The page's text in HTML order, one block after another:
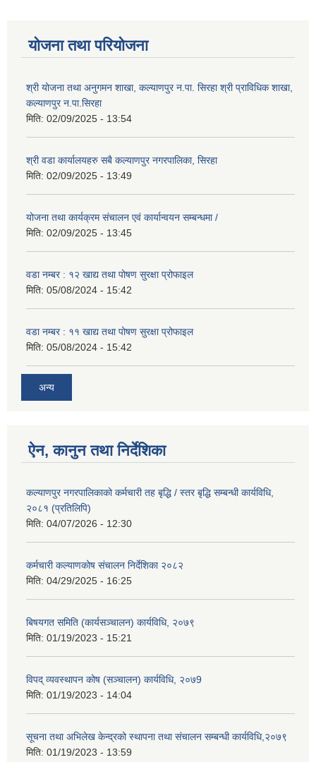
योजना तथा परियोजना
श्री योजना तथा अनुगमन शाखा, कल्याणपुर न.पा. सिरहा श्री प्राविधिक शाखा,
कल्याणपुर न.पा.सिरहा
मिति: 02/09/2025 - 13:54
श्री वडा कार्यालयहरु सबै कल्याणपुर नगरपालिका, सिरहा
मिति: 02/09/2025 - 13:49
योजना तथा कार्यक्रम संचालन एवं कार्यान्वयन सम्बन्धमा /
मिति: 02/09/2025 - 13:45
वडा नम्बर : १२ खाद्य तथा पोषण सुरक्षा प्रोफाइल
मिति: 05/08/2024 - 15:42
वडा नम्बर : ११ खाद्य तथा पोषण सुरक्षा प्रोफाइल
मिति: 05/08/2024 - 15:42
अन्य
ऐन, कानुन तथा निर्देशिका
कल्याणपुर नगरपालिकाको कर्मचारी तह बृद्धि / स्तर बृद्धि सम्बन्धी कार्यविधि,
२०८१ (प्रतिलिपि)
मिति: 04/07/2026 - 12:30
कर्मचारी कल्याणकोष संचालन निर्देशिका २०८२
मिति: 04/29/2025 - 16:25
बिषयगत समिति (कार्यसञ्चालन) कार्यविधि, २०७९
मिति: 01/19/2023 - 15:21
विपद् व्यवस्थापन कोष (सञ्चालन) कार्यविधि, २०७9
मिति: 01/19/2023 - 14:04
सूचना तथा अभिलेख केन्द्रको स्थापना तथा संचालन सम्बन्धी कार्यविधि,२०७९
मिति: 01/19/2023 - 13:59